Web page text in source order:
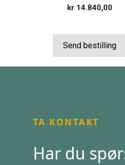
kr 14.840,00
Send bestilling
TA KONTAKT
Har du